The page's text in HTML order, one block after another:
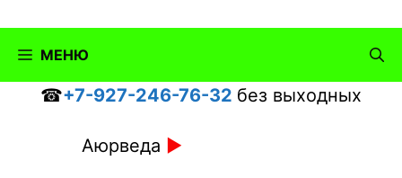
МЕНЮ
☎+7-927-246-76-32 без выходных
Аюрведа ►